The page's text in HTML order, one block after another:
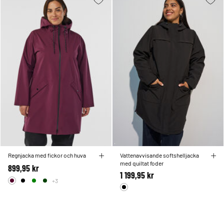
Regnjacka med fickor och huva
899,95 kr
+3
Vattenavvisande softshelljacka
med quiltat foder
1 199,95 kr